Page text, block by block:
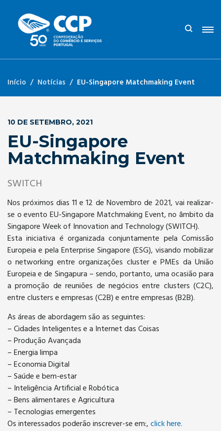
Início Notícias EU-Singapore Matchmaking Event
10 DE SETEMBRO, 2021
EU-Singapore
Matchmaking Event
SWITCH
Nos próximos dias 11 e 12 de Novembro de 2021, vai realizar-
se o evento EU-Singapore Matchmaking Event, no âmbito da
Singapore Week of Innovation and Technology (SWITCH).
Esta iniciativa é organizada conjuntamente pela Comissão
Europeia e pela Enterprise Singapore (ESG), visando mobilizar
o networking entre organizações cluster e PMEs da União
Europeia e de Singapura – sendo, portanto, uma ocasião para
a promoção de reuniões de negócios entre clusters (C2C),
entre clusters e empresas (C2B) e entre empresas (B2B).
As áreas de abordagem são as seguintes:
– Cidades Inteligentes e a Internet das Coisas
– Produção Avançada
– Energia limpa
– Economia Digital
– Saúde e bem-estar
– Inteligência Artificial e Robótica
– Bens alimentares e Agricultura
– Tecnologias emergentes
Os interessados poderão inscrever-se em:,click here.